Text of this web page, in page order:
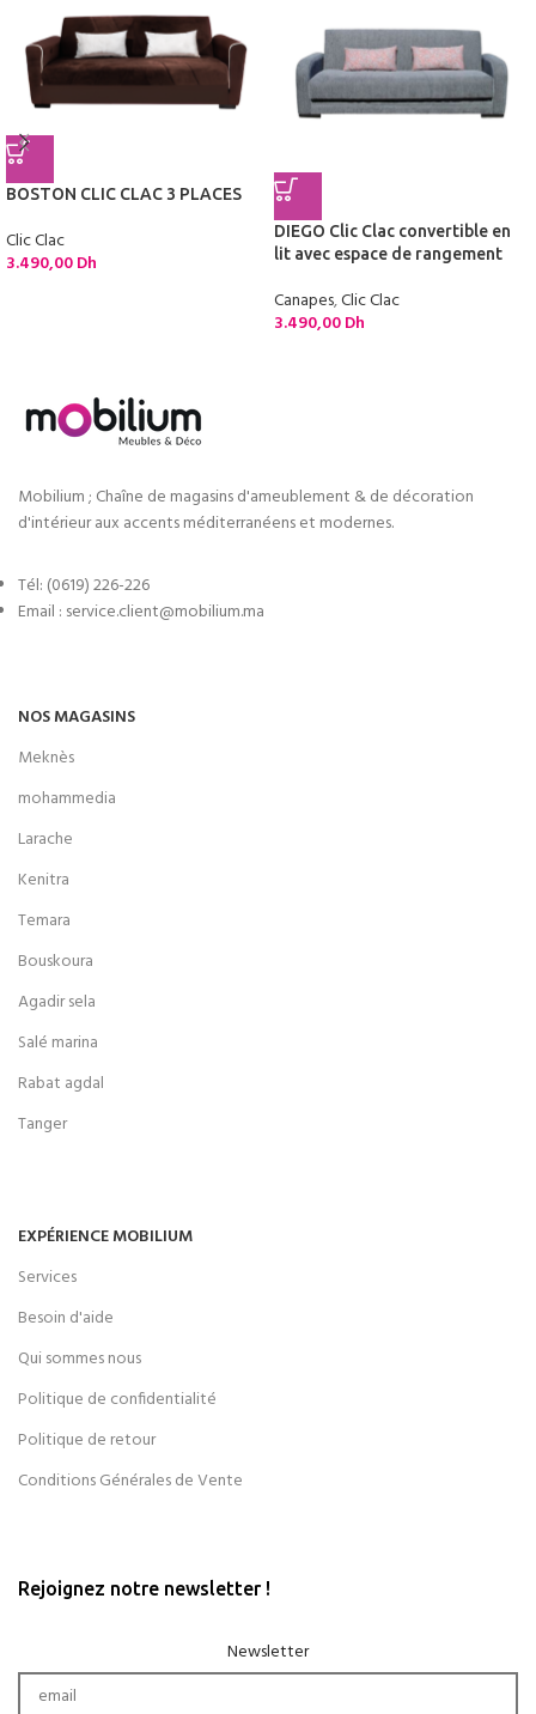
BOSTON CLIC CLAC 3 PLACES
Clic Clac
3.490,00Dh
DIEGO Clic Clac convertible en
lit avec espace de rangement
Canapes,Clic Clac
3.490,00Dh
Mobilium ; Chaîne de magasins d'ameublement & de décoration
d'intérieur aux accents méditerranéens et modernes.
Tél: (0619) 226-226
Email : service.client@mobilium.ma
NOS MAGASINS
Meknès
mohammedia
Larache
Kenitra
Temara
Bouskoura
Agadir sela
Salé marina
Rabat agdal
Tanger
EXPÉRIENCE MOBILIUM
Services
Besoin d'aide
Qui sommes nous
Politique de confidentialité
Politique de retour
Conditions Générales de Vente
Rejoignez notre newsletter !
Newsletter